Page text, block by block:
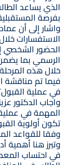
الذي يساعد
بفرصة
واشار إلى أن
الاستفسارات
الحضور الشخصي
الرسمي بما
خلال هذه
فيما تم
في عملية
واجاب الدكتور
المهمة في
تكون أولوية
وفقا للقواعد
وتبرز هنا أهمية
في احتساب